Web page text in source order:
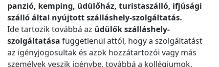
panzió, kemping, üdülőház, turistaszálló, ifjúsági
szálló által nyújtott szálláshely-szolgáltatás.
Ide tartozik továbbá az üdülők szálláshely-
szolgáltatása függetlenül attól, hogy a szolgáltatást
az igényjogosultak és azok hozzátartozói vagy más
személyek veszik igénybe, továbbá a kollégiumok,